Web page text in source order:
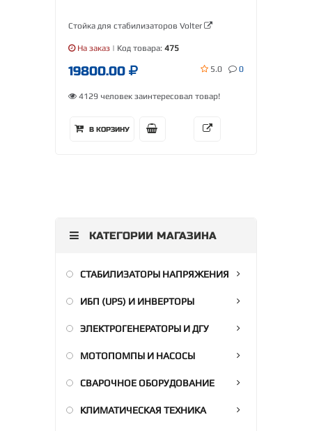
Стойка для стабилизаторов Volter
На заказ | Код товара: 475
19800.00 5.0 0
4129 человек заинтересовал товар!
В КОРЗИНУ
КАТЕГОРИИ МАГАЗИНА
СТАБИЛИЗАТОРЫ НАПРЯЖЕНИЯ
ИБП (UPS) И ИНВЕРТОРЫ
ЭЛЕКТРОГЕНЕРАТОРЫ И ДГУ
МОТОПОМПЫ И НАСОСЫ
СВАРОЧНОЕ ОБОРУДОВАНИЕ
КЛИМАТИЧЕСКАЯ ТЕХНИКА